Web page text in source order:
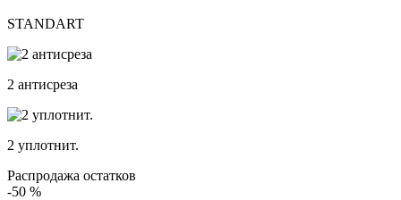
STANDART
2 антисреза
2 уплотнит.
Распродажа остатков
-50 %